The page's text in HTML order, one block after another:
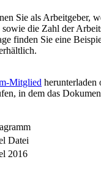
Sie als Arbeitgeber,
die Zahl der
finden Sie eine
Mitglied herunterladen
in dem das
Datei
2016